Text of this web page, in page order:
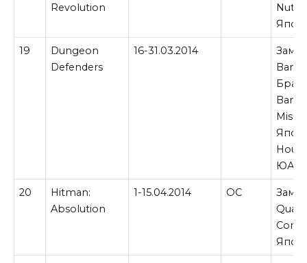
Revolution
Nuts
19
Dungeon
Defenders
16-31.03.2014
ЮАР.
20
Hitman:
Absolution
1-15.04.2014 ОС